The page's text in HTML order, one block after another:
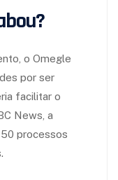
o Omegle
por ser
facilitar o
News, a
processos